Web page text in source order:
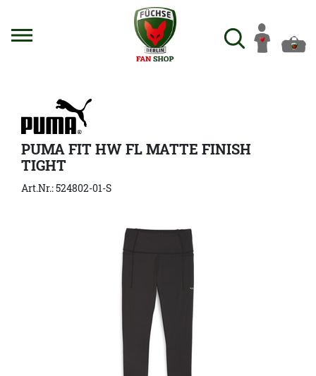
PUMA FIT HW FL MATTE FINISH
TIGHT
Art.Nr.: 524802-01-S